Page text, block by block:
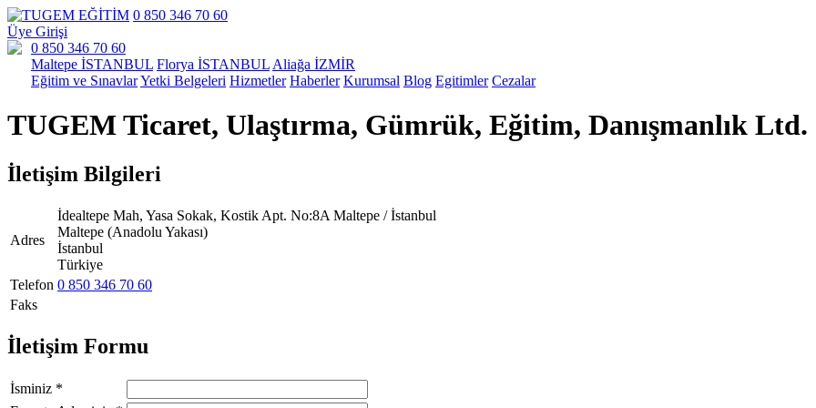
0 850 346 70 60
Üye Girişi
0 850 346 70 60
Maltepe İSTANBUL Florya İSTANBUL Aliağa İZMİR
Eğitim ve SınavlarYetki Belgeleri Hizmetler Haberler Kurumsal Blog Egitimler Cezalar
TUGEM Ticaret, Ulaştırma, Gümrük, Eğitim, Danışmanlık Ltd.
İletişim Bilgileri
Adres
İdealtepe Mah, Yasa Sokak, Kostik Apt. No:8A Maltepe / İstanbul
Maltepe (Anadolu Yakası)
İstanbul
Türkiye
Telefon 0 850 346 70 60
Faks
İletişim Formu
İsminiz *